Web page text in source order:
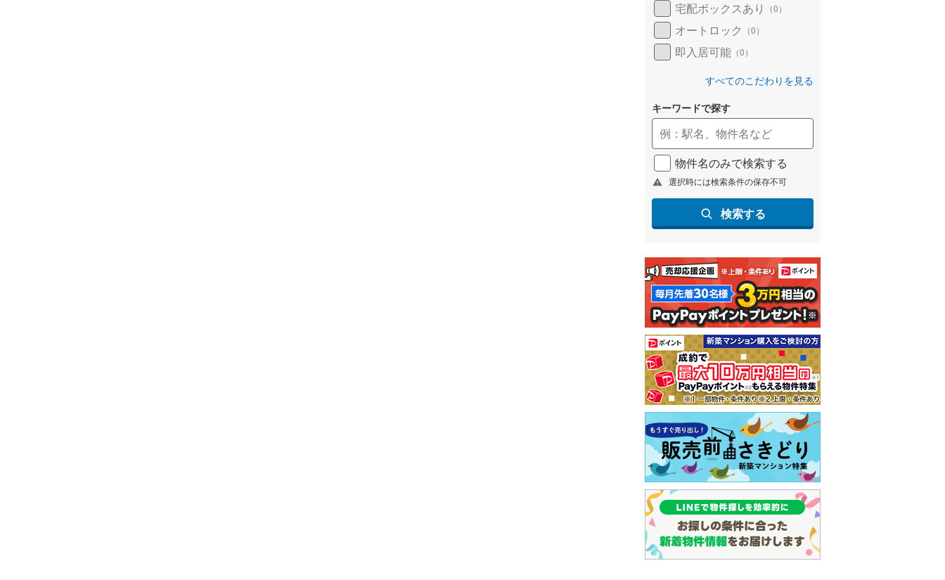
宅配ボックスあり （0）
オートロック （0）
即入居可能 （0）
すべてのこだわりを見る
キーワードで探す
物件名のみで検索する
選択時には検索条件の保存不可
検索する